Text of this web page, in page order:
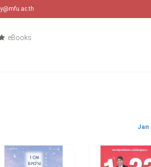
eBooks
Jan